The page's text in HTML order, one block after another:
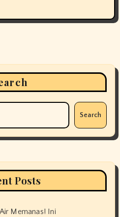
Search
Posts
Memanas! Ini